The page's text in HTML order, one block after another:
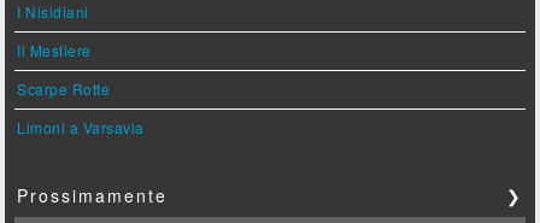
I Nisidiani
Il Mestiere
Scarpe Rotte
Limoni a Varsavia
Prossimamente ❯